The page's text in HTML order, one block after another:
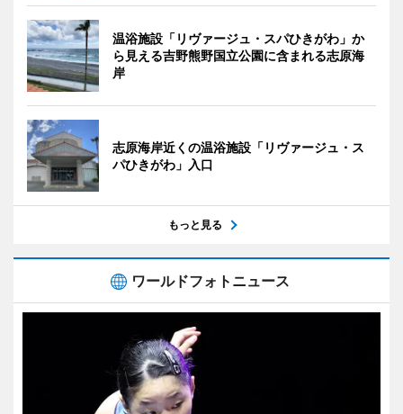
温浴施設「リヴァージュ・スパひきがわ」か
ら見える吉野熊野国立公園に含まれる志原海
岸
志原海岸近くの温浴施設「リヴァージュ・ス
パひきがわ」入口
もっと見る
ワールドフォトニュース